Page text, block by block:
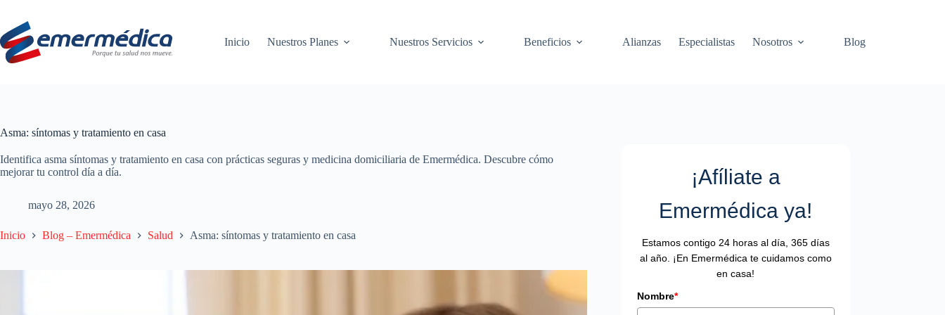
contenido
Inicio
Nuestros Planes Nuestros Servicios Beneficios Alianzas Especialistas Nosotros Blog
Asma: síntomas y tratamiento en casa
Identifica asma síntomas y tratamiento en casa con prácticas seguras y medicina domiciliaria de Emermédica. Descubre cómo
mejorar tu control día a día.
mayo 28, 2026
Inicio Blog – Emermédica Salud Asma: síntomas y tratamiento en casa
¡Afíliate a
Emermédica ya!
Estamos contigo 24 horas al día, 365 días
al año. ¡En Emermédica te cuidamos como
en casa!
Nombre*